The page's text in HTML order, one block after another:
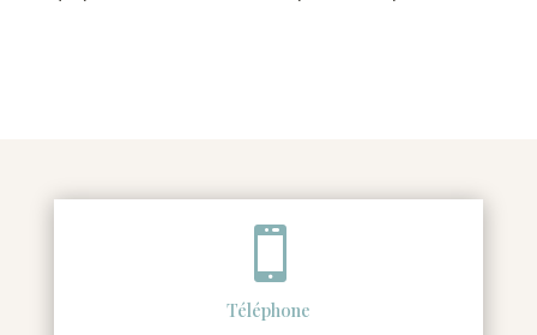

Téléphone